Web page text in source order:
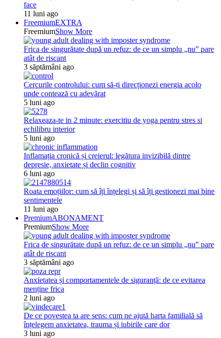
face
11 luni ago
FreemiumEXTRA
FreemiumShow More
Frica de singurătate după un refuz: de ce un simplu „nu” pare
atât de riscant
3 săptămâni ago
Cercurile controlului: cum să-ți direcționezi energia acolo
unde contează cu adevărat
5 luni ago
Relaxeaza-te in 2 minute: exercitiu de yoga pentru stres si
echilibru interior
5 luni ago
Inflamația cronică și creierul: legătura invizibilă dintre
depresie, anxietate și declin cognitiv
6 luni ago
Roata emoțiilor: cum să îți înțelegi și să îți gestionezi mai bine
sentimentele
11 luni ago
PremiumABONAMENT
PremiumShow More
Frica de singurătate după un refuz: de ce un simplu „nu” pare
atât de riscant
3 săptămâni ago
Anxietatea și comportamentele de siguranță: de ce evitarea
menține frica
2 luni ago
De ce povestea ta are sens: cum ne ajută harta familială să
înțelegem anxietatea, trauma și iubirile care dor
3 luni ago